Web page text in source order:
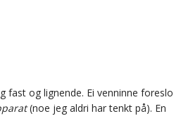
og lignende. Ei venninne foreslo
(noe jeg aldri har tenkt på). En